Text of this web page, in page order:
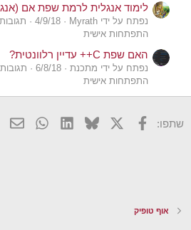
לימוד אנגלית לרמת שפת אם
נפתח על ידי Myrath 4/9/18
תגובות:
התפתחות אישית
האם שפת C++ עדיין רלוונטית?
נפתח על ידי מתכנת 6/8/18
תגובות:
התפתחות אישית
שתפו: פייסבוק
X
Bluesky
LinkedIn
אוף טופיק